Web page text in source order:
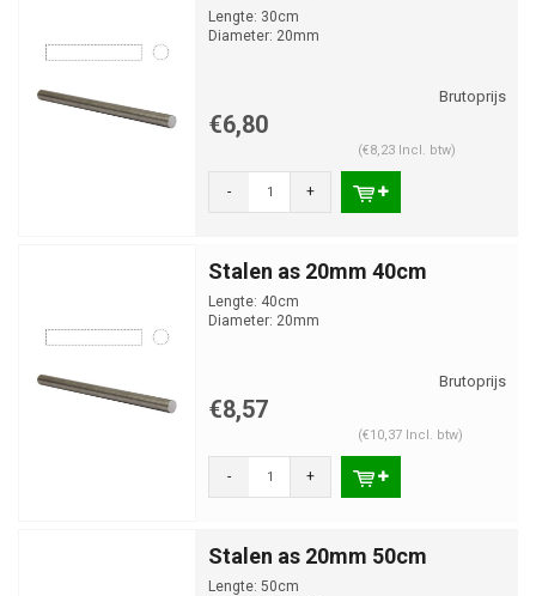
Lengte: 30cm
Diameter: 20mm
€6,80
(€8,23 Incl. btw)
- +
Stalen as 20mm 40cm
Lengte: 40cm
Diameter: 20mm
€8,57
(€10,37 Incl. btw)
- +
Stalen as 20mm 50cm
Lengte: 50cm